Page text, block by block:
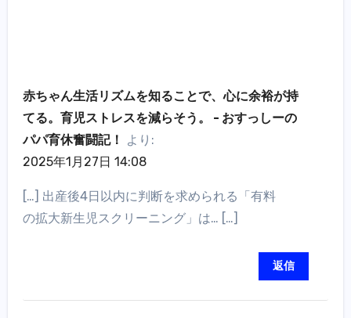
赤ちゃん生活リズムを知ることで、心に余裕が持
てる。育児ストレスを減らそう。 - おすっしーの
パパ育休奮闘記！
より:
2025年1月27日 14:08
[…] 出産後4日以内に判断を求められる「有料
の拡大新生児スクリーニング」は… […]
返信